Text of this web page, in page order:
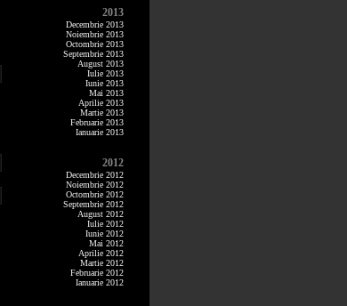
2013
Decembrie 2013
Noiembrie 2013
Octombrie 2013
Septembrie 2013
August 2013
Iulie 2013
Iunie 2013
Mai 2013
Aprilie 2013
Martie 2013
Februarie 2013
Ianuarie 2013
2012
Decembrie 2012
Noiembrie 2012
Octombrie 2012
Septembrie 2012
August 2012
Iulie 2012
Iunie 2012
Mai 2012
Aprilie 2012
Martie 2012
Februarie 2012
Ianuarie 2012